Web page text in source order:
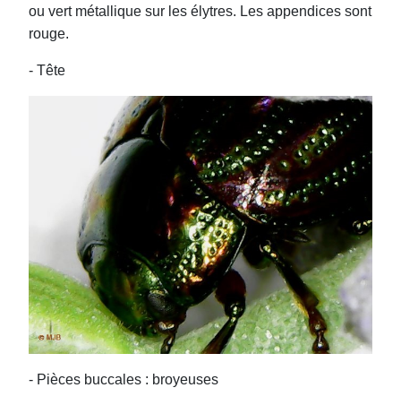
ou vert métallique sur les élytres. Les appendices sont
rouge.
- Tête
- Pièces buccales : broyeuses